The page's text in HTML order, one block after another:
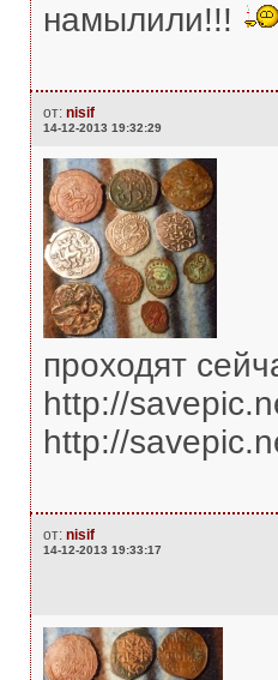
намылили!!!
от: nisif
14-12-2013 19:32:29
проходят
http://
http://
от: nisif
14-12-2013 19:33:17